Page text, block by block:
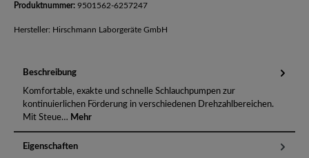
Produktnummer: 9501562-6257247
Hersteller: Hirschmann Laborgeräte GmbH
Beschreibung
Komfortable, exakte und schnelle Schlauchpumpen zur
kontinuierlichen Förderung in verschiedenen Drehzahlbereichen.
Mit Steue… Mehr
Eigenschaften